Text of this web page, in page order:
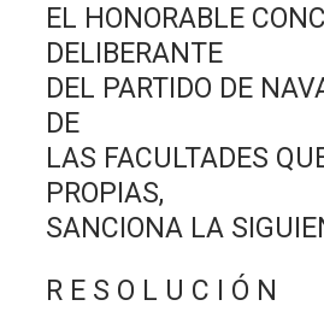
EL HONORABLE
DELIBERANTE
DEL PARTIDO DE
DE
LAS FACULTADES
PROPIAS,
SANCIONA LA
R E S O L U C I Ó N